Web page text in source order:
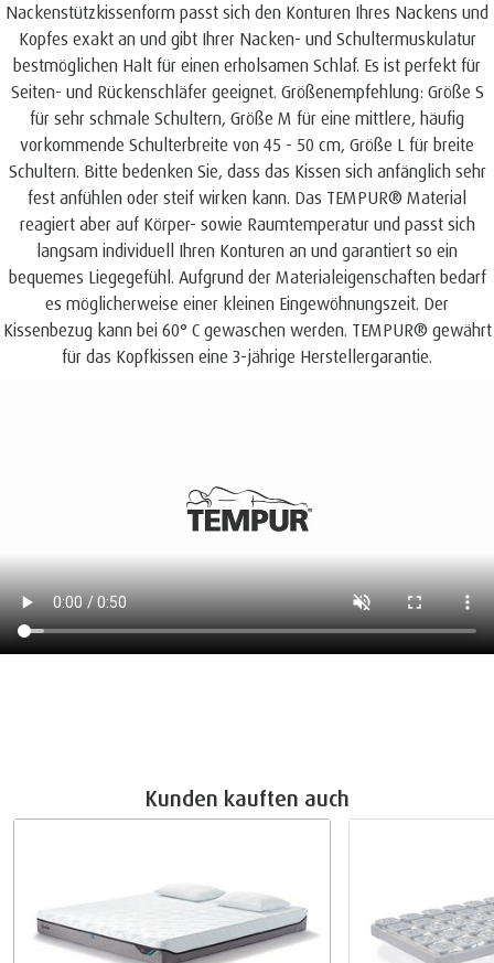
Nackenstützkissenform passt sich den Konturen Ihres Nackens und
Kopfes exakt an und gibt Ihrer Nacken- und Schultermuskulatur
bestmöglichen Halt für einen erholsamen Schlaf. Es ist perfekt für
Seiten- und Rückenschläfer geeignet. Größenempfehlung: Größe S
für sehr schmale Schultern, Größe M für eine mittlere, häufig
vorkommende Schulterbreite von 45 - 50 cm, Größe L für breite
Schultern. Bitte bedenken Sie, dass das Kissen sich anfänglich sehr
fest anfühlen oder steif wirken kann. Das TEMPUR® Material
reagiert aber auf Körper- sowie Raumtemperatur und passt sich
langsam individuell Ihren Konturen an und garantiert so ein
bequemes Liegegefühl. Aufgrund der Materialeigenschaften bedarf
es möglicherweise einer kleinen Eingewöhnungszeit. Der
Kissenbezug kann bei 60° C gewaschen werden. TEMPUR® gewährt
für das Kopfkissen eine 3-jährige Herstellergarantie.
Kunden kauften auch